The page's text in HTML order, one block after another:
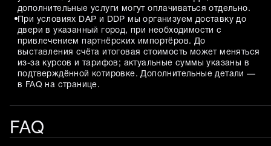
дополнительные услуги могут оплачиваться отдельно.
При условиях DAP и DDP мы организуем доставку до
двери в указанный город, при необходимости с
привлечением партнёрских импортёров. До
выставления счёта итоговая стоимость может меняться
из-за курсов и тарифов; актуальные суммы указаны в
подтверждённой котировке. Дополнительные детали —
в FAQ на странице.
FAQ